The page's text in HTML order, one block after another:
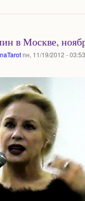
в Москве,
пн, 11/19/2012 - 03:53